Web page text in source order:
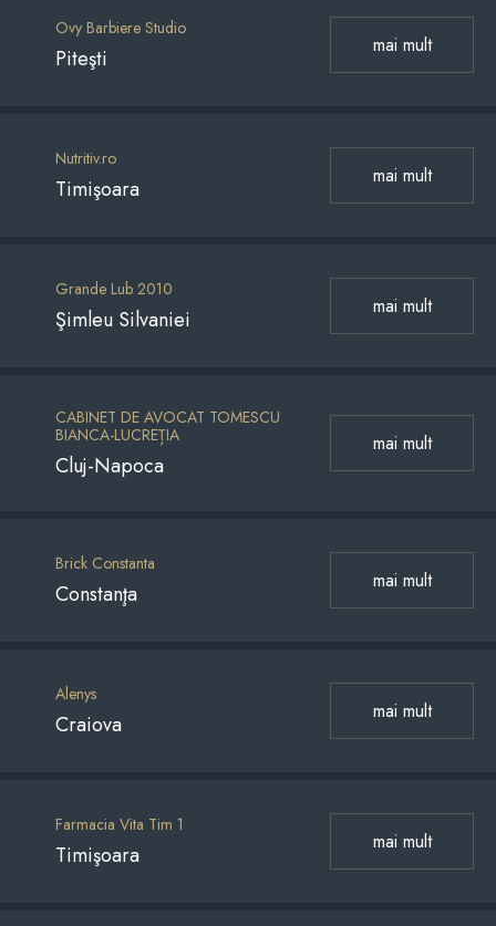
Ovy Barbiere Studio
Piteşti mai mult
Nutritiv.ro
Timişoara mai mult
Grande Lub 2010
Şimleu Silvaniei mai mult
CABINET DE AVOCAT TOMESCU
BIANCA-LUCREȚIA
Cluj-Napoca
mai mult
Brick Constanta
Constanţa mai mult
Alenys
Craiova mai mult
Farmacia Vita Tim 1
Timişoara mai mult